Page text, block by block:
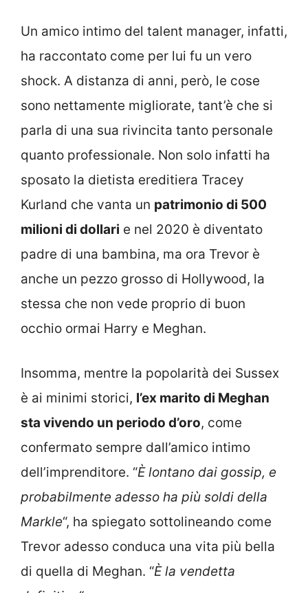
Un amico intimo del talent manager, infatti,
ha raccontato come per lui fu un vero
shock. A distanza di anni, però, le cose
sono nettamente migliorate, tant’è che si
parla di una sua rivincita tanto personale
quanto professionale. Non solo infatti ha
sposato la dietista ereditiera Tracey
Kurland che vanta un patrimonio di 500
milioni di dollari e nel 2020 è diventato
padre di una bambina, ma ora Trevor è
anche un pezzo grosso di Hollywood, la
stessa che non vede proprio di buon
occhio ormai Harry e Meghan.
Insomma, mentre la popolarità dei Sussex
è ai minimi storici, l’ex marito di Meghan
sta vivendo un periodo d’oro, come
confermato sempre dall’amico intimo
dell’imprenditore. “È lontano dai gossip, e
probabilmente adesso ha più soldi della
Markle“, ha spiegato sottolineando come
Trevor adesso conduca una vita più bella
di quella di Meghan. “È la vendetta